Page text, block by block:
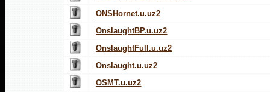
ONSHornet.u.uz2
OnslaughtBP.u.uz2
OnslaughtFull.u.uz2
Onslaught.u.uz2
OSMT.u.uz2